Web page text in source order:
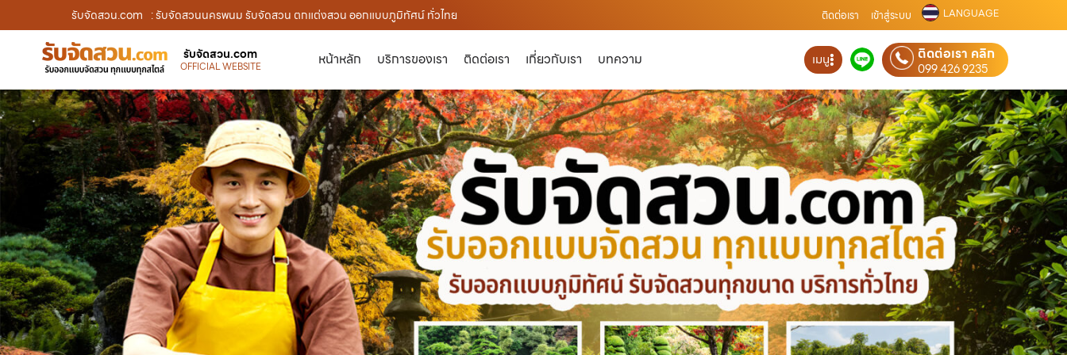
รับจัดสวน.com : รับจัดสวนนครพนม รับจัดสวน ตกแต่งสวน ออกแบบภูมิทัศน์ ทั่วไทย ติดต่อเรา เข้าสู่ระบบ LANGUAGE
รับจัดสวน.com
OFFICIAL WEBSITE หน้าหลัก บริการของเรา ติดต่อเรา เกี่ยวกับเรา บทความ เมนู ติดต่อเรา คลิก
099 426 9235